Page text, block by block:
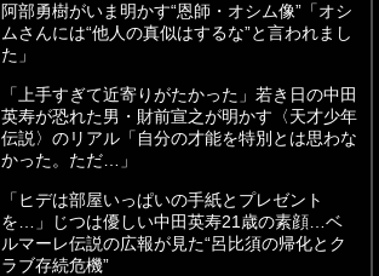
阿部勇樹がいま明かす“恩師・オシム像”「オシ
ムさんには“他人の真似はするな”と言われまし
た」
「上手すぎて近寄りがたかった」若き日の中田
英寿が恐れた男・財前宣之が明かす〈天才少年
伝説〉のリアル「自分の才能を特別とは思わな
かった。ただ…」
「ヒデは部屋いっぱいの手紙とプレゼント
を…」じつは優しい中田英寿21歳の素顔…ベ
ルマーレ伝説の広報が見た“呂比須の帰化とク
ラブ存続危機”